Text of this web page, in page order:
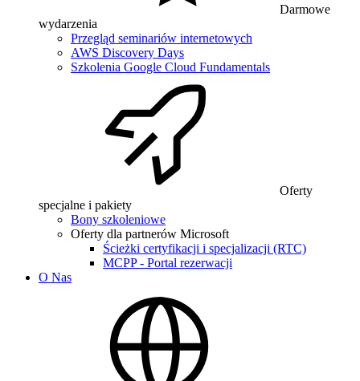
Darmowe
wydarzenia
Przegląd seminariów internetowych
AWS Discovery Days
Szkolenia Google Cloud Fundamentals
Oferty
specjalne i pakiety
Bony szkoleniowe
Oferty dla partnerów Microsoft
Ścieżki certyfikacji i specjalizacji (RTC)
MCPP - Portal rezerwacji
O Nas